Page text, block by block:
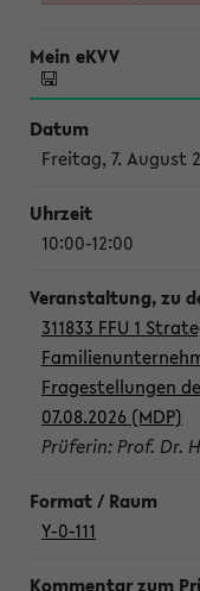
Freitag, 7. August
10:00-12:00
311833 FFU 1
Fragestellungen
07.08.2026 (MDP)
Prüferin: Prof. Dr.
Y-0-111